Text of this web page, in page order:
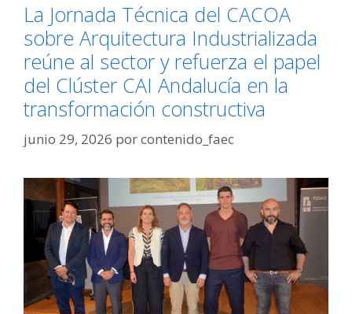
La Jornada Técnica del CACOA
sobre Arquitectura Industrializada
reúne al sector y refuerza el papel
del Clúster CAI Andalucía en la
transformación constructiva
junio 29, 2026 porcontenido_faec